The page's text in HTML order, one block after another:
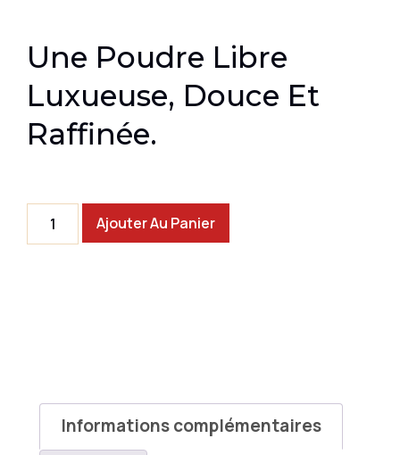
Une Poudre Libre
Luxueuse, Douce Et
Raffinée.
Ajouter Au Panier
Informations complémentaires